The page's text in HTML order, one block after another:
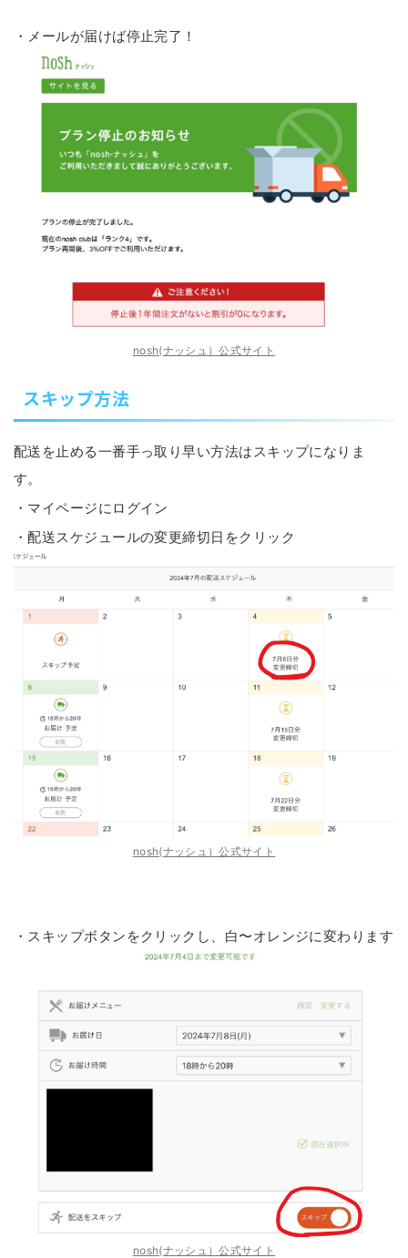
・メールが届けば停止完了！
nosh(ナッシュ）公式サイト
スキップ方法
配送を止める一番手っ取り早い方法はスキップになりま
す。
・マイページにログイン
・配送スケジュールの変更締切日をクリック
nosh(ナッシュ）公式サイト
・スキップボタンをクリックし、白〜オレンジに変わります
nosh(ナッシュ）公式サイト